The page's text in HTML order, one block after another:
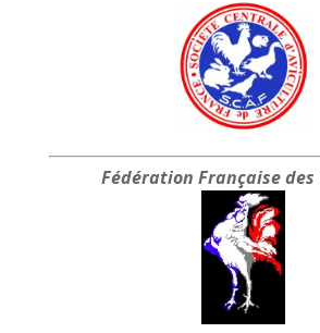
Fédération Française des